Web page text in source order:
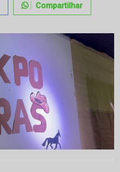
Compartilhar